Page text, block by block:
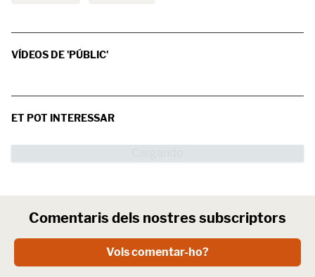
VÍDEOS DE 'PÚBLIC'
ET POT INTERESSAR
Comentaris dels nostres subscriptors
Vols comentar-ho?